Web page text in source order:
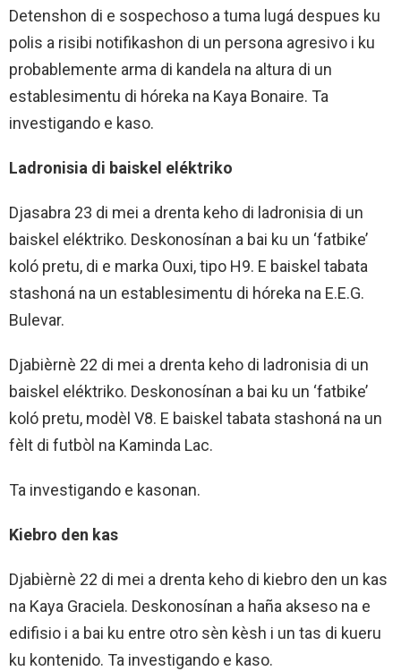
Detenshon di e sospechoso a tuma lugá despues ku
polis a risibi notifikashon di un persona agresivo i ku
probablemente arma di kandela na altura di un
establesimentu di hóreka na Kaya Bonaire. Ta
investigando e kaso.
Ladronisia di baiskel eléktriko
Djasabra 23 di mei a drenta keho di ladronisia di un
baiskel eléktriko. Deskonosínan a bai ku un ‘fatbike’
koló pretu, di e marka Ouxi, tipo H9. E baiskel tabata
stashoná na un establesimentu di hóreka na E.E.G.
Bulevar.
Djabièrnè 22 di mei a drenta keho di ladronisia di un
baiskel eléktriko. Deskonosínan a bai ku un ‘fatbike’
koló pretu, modèl V8. E baiskel tabata stashoná na un
fèlt di futbòl na Kaminda Lac.
Ta investigando e kasonan.
Kiebro den kas
Djabièrnè 22 di mei a drenta keho di kiebro den un kas
na Kaya Graciela. Deskonosínan a haña akseso na e
edifisio i a bai ku entre otro sèn kèsh i un tas di kueru
ku kontenido. Ta investigando e kaso.